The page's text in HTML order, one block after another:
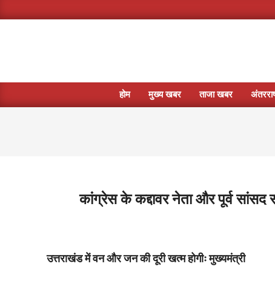
to
होम मुख्य खबर ताजा खबर
कांग्रेस के कद्दावर नेता और पूर्व
उत्तराखंड में वन और जन की दूरी खत्म होगीः मुख्यमंत्री